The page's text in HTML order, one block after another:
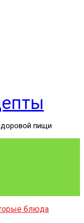
пищи
блюда